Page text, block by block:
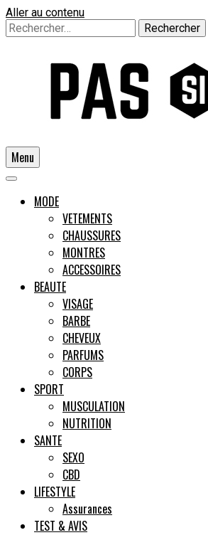
Aller au contenu
Rechercher :
Pas si
Male
Un guide pour l'homme moderne
Menu
MODE
VETEMENTS
CHAUSSURES
MONTRES
ACCESSOIRES
BEAUTE
VISAGE
BARBE
CHEVEUX
PARFUMS
CORPS
SPORT
MUSCULATION
NUTRITION
SANTE
SEXO
CBD
LIFESTYLE
Assurances
TEST & AVIS